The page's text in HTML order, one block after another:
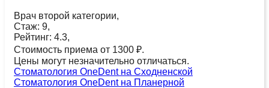
Врач второй категории,
Стаж: 9,
Рейтинг: 4.3,
Стоимость приема от 1300 ₽.
Цены могут незначительно отличаться.
Стоматология OneDent на Сходненской
Стоматология OneDent на Планерной